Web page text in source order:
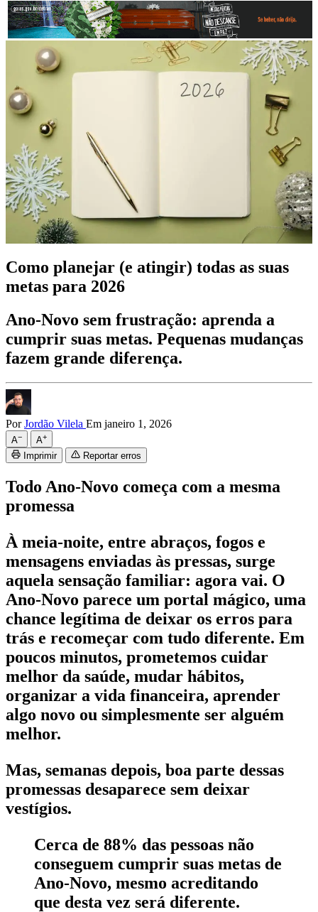
Como planejar (e atingir) todas as suas
metas para 2026
Ano-Novo sem frustração: aprenda a
cumprir suas metas. Pequenas mudanças
fazem grande diferença.
PorJordão Vilela Em janeiro 1, 2026
A− A+
Imprimir Reportar erros
Todo Ano-Novo começa com a mesma
promessa
À meia-noite, entre abraços, fogos e
mensagens enviadas às pressas, surge
aquela sensação familiar: agora vai. O
Ano-Novo parece um portal mágico, uma
chance legítima de deixar os erros para
trás e recomeçar com tudo diferente. Em
poucos minutos, prometemos cuidar
melhor da saúde, mudar hábitos,
organizar a vida financeira, aprender
algo novo ou simplesmente ser alguém
melhor.
Mas, semanas depois, boa parte dessas
promessas desaparece sem deixar
vestígios.
Cerca de 88% das pessoas não
conseguem cumprir suas metas de
Ano-Novo, mesmo acreditando
que desta vez será diferente.